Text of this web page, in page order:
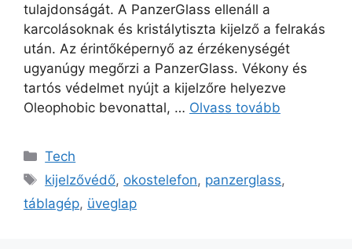
tulajdonságát. A PanzerGlass ellenáll a
karcolásoknak és kristálytiszta kijelző a felrakás
után. Az érintőképernyő az érzékenységét
ugyanúgy megőrzi a PanzerGlass. Vékony és
tartós védelmet nyújt a kijelzőre helyezve
Oleophobic bevonattal, … Olvass tovább
Kategória
Tech
Címkék
kijelzővédő, okostelefon, panzerglass,
táblagép, üveglap